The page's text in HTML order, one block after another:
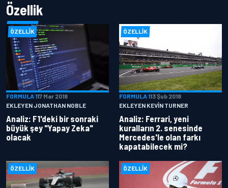
Özellik
ÖZELLIK
FORMULA 117 Mar 2018
EKLEYEN JONATHAN NOBLE
Analiz: F1'deki bir sonraki
büyük şey "Yapay Zeka"
olacak
ÖZELLIK
FORMULA 113 Şub 2018
EKLEYEN KEVIN TURNER
Analiz: Ferrari, yeni
kuralların 2. senesinde
Mercedes'le olan farkı
kapatabilecek mi?
ÖZELLIK ÖZELLIK